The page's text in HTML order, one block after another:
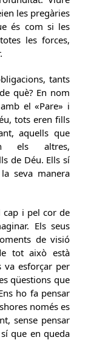
les pregàries
és com si les
les forces,
tants
què? En nom
el «Pare» i
tots eren fills
aquells que
els altres,
de Déu. Ells sí
seva manera
cap i pel cor de
Els seus
de visió
tot això està
va esforçar per
qüestions que
ho fa pensar
només es
sense pensar
que en queda